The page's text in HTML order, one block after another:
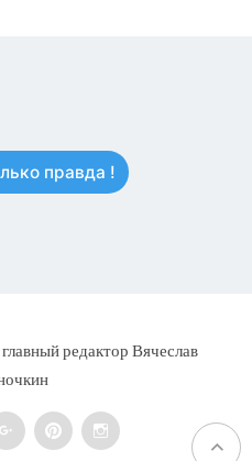
правда !
редактор Вячеслав
Google+PinterestInstagram